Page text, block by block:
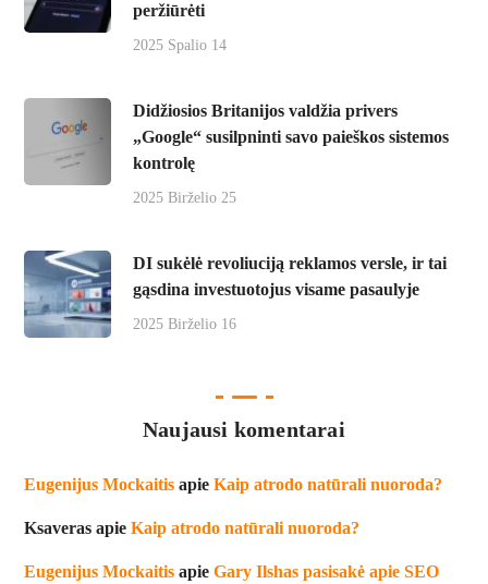
peržiūrėti
2025 Spalio 14
Didžiosios Britanijos valdžia privers
„Google“ susilpninti savo paieškos sistemos
kontrolę
2025 Birželio 25
DI sukėlė revoliuciją reklamos versle, ir tai
gąsdina investuotojus visame pasaulyje
2025 Birželio 16
Naujausi komentarai
Eugenijus Mockaitis apieKaip atrodo natūrali nuoroda?
Ksaveras apieKaip atrodo natūrali nuoroda?
Eugenijus Mockaitis apieGary Ilshas pasisakė apie SEO